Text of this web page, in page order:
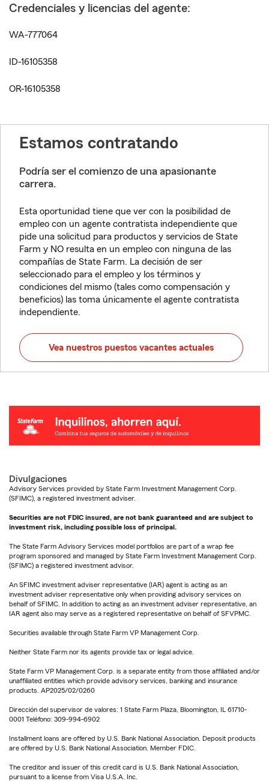
Credenciales y licencias del agente:
WA-777064
ID-16105358
OR-16105358
Estamos contratando
Podría ser el comienzo de una apasionante
carrera.
Esta oportunidad tiene que ver con la posibilidad de
empleo con un agente contratista independiente que
pide una solicitud para productos y servicios de State
Farm y NO resulta en un empleo con ninguna de las
compañías de State Farm. La decisión de ser
seleccionado para el empleo y los términos y
condiciones del mismo (tales como compensación y
beneficios) las toma únicamente el agente contratista
independiente.
Vea nuestros puestos vacantes actuales
Divulgaciones
Advisory Services provided by State Farm Investment Management Corp.
(SFIMC), a registered investment adviser.
Securities are not FDIC insured, are not bank guaranteed and are subject to
investment risk, including possible loss of principal.
The State Farm Advisory Services model portfolios are part of a wrap fee
program sponsored and managed by State Farm Investment Management Corp.
(SFIMC) a registered investment advisor.
An SFIMC investment adviser representative (IAR) agent is acting as an
investment adviser representative only when providing advisory services on
behalf of SFIMC. In addition to acting as an investment adviser representative, an
IAR agent also may serve as a registered representative on behalf of SFVPMC.
Securities available through State Farm VP Management Corp.
Neither State Farm nor its agents provide tax or legal advice.
State Farm VP Management Corp. is a separate entity from those affiliated and/or
unaffiliated entities which provide advisory services, banking and insurance
products. AP2025/02/0260
Dirección del supervisor de valores: 1 State Farm Plaza, Bloomington, IL 61710-
0001 Teléfono: 309-994-6902
Installment loans are offered by U.S. Bank National Association. Deposit products
are offered by U.S. Bank National Association. Member FDIC.
The creditor and issuer of this credit card is U.S. Bank National Association,
pursuant to a license from Visa U.S.A. Inc.